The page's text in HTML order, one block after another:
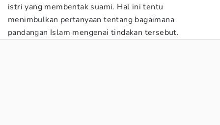
istri yang membentak suami. Hal ini tentu
menimbulkan pertanyaan tentang bagaimana
pandangan Islam mengenai tindakan tersebut.